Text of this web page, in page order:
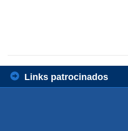
Links patrocinados